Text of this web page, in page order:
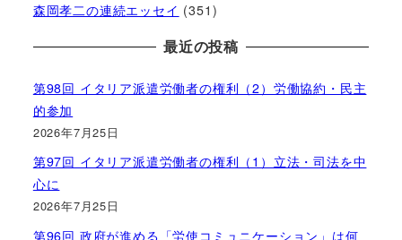
森岡孝二の連続エッセイ (351)
最近の投稿
第98回 イタリア派遣労働者の権利（2）労働協約・民主
的参加
2026年7月25日
第97回 イタリア派遣労働者の権利（1）立法・司法を中
心に
2026年7月25日
第96回 政府が進める「労使コミュニケーション」は何